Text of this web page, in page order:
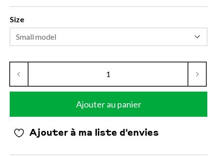
Size
Ajouter au panier
Ajouter à ma liste d'envies